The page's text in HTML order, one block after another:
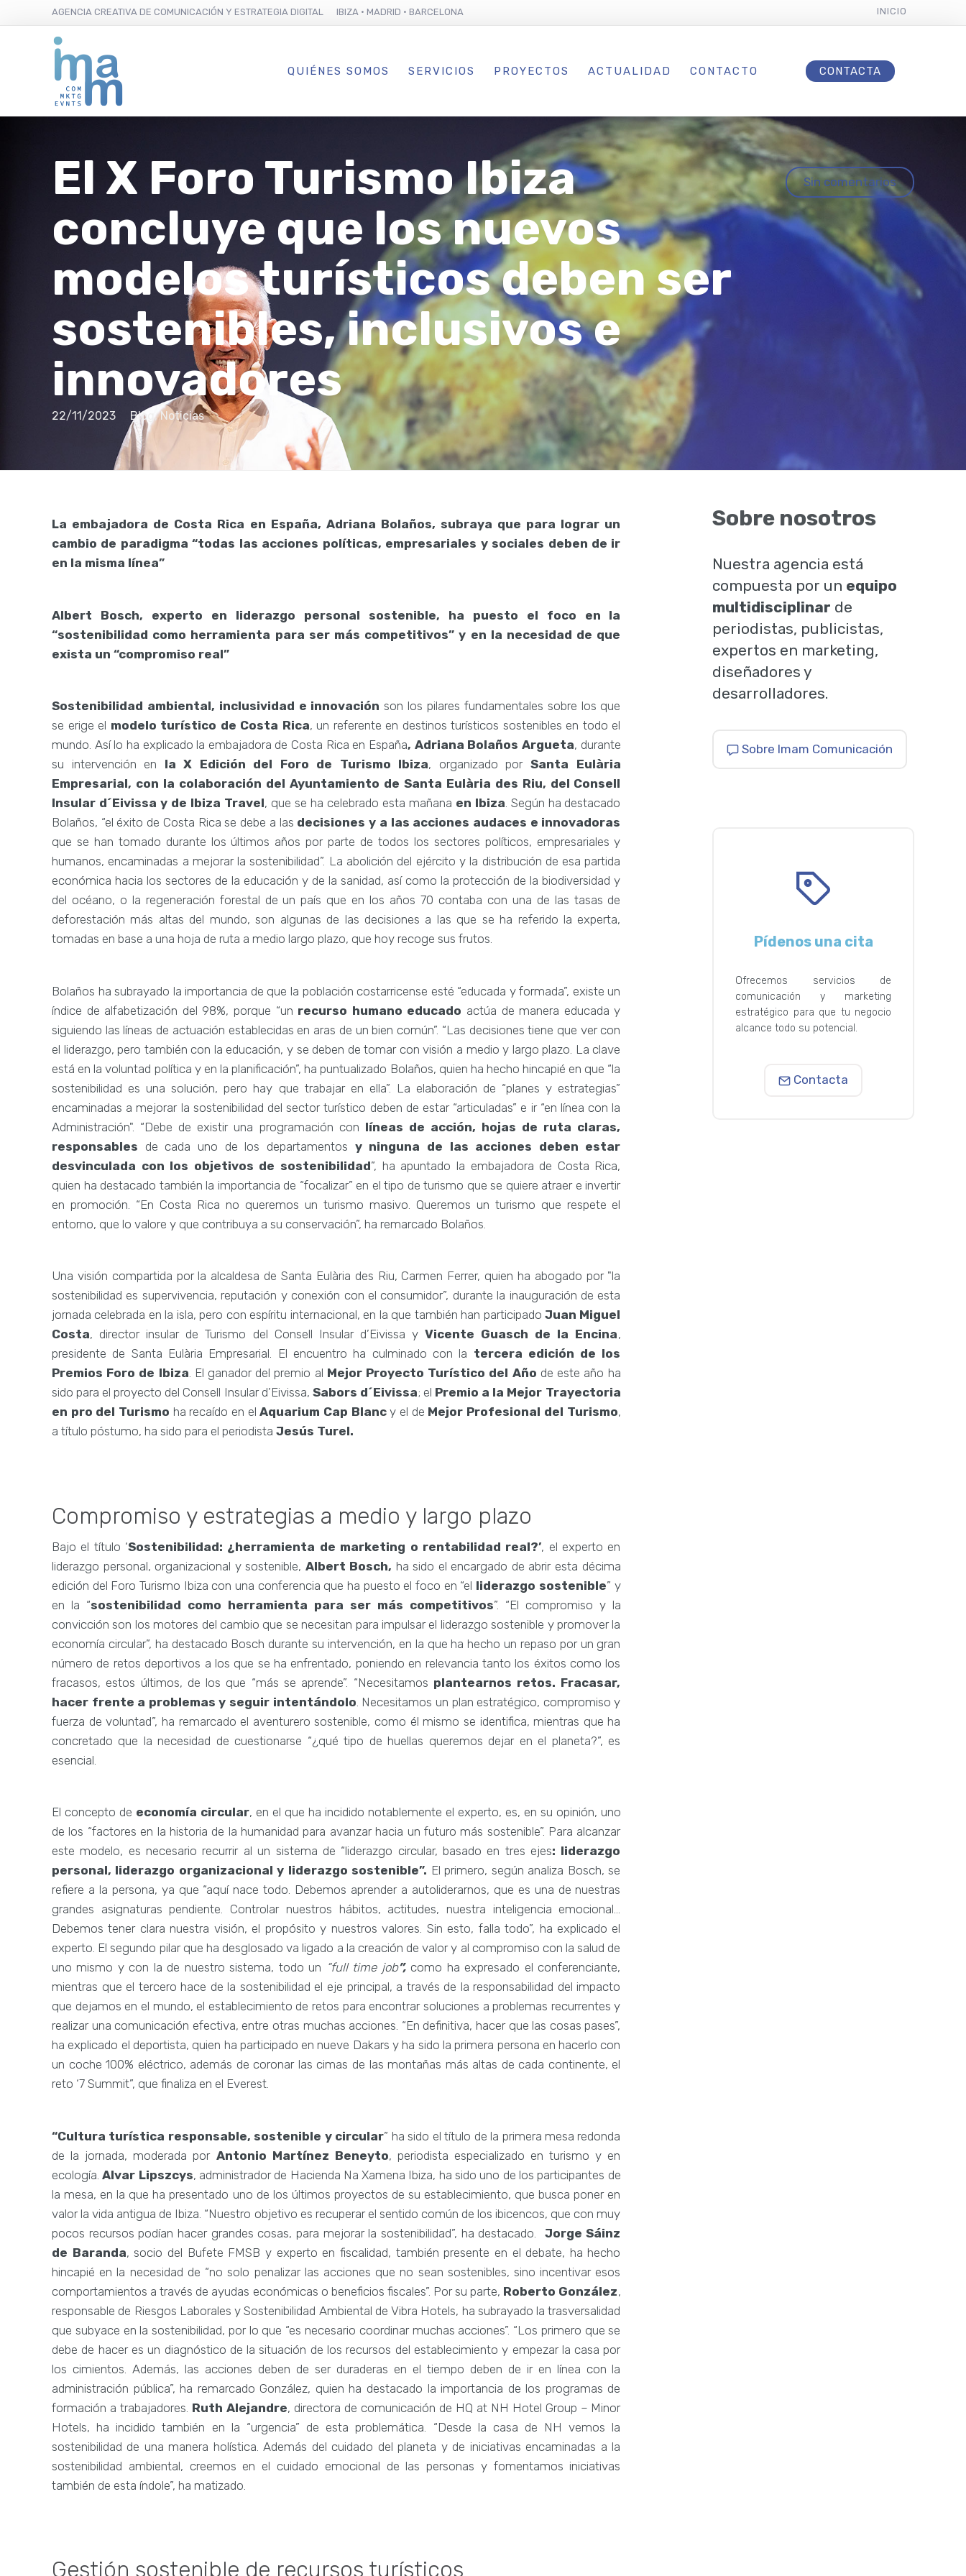
AGENCIA CREATIVA DE COMUNICACIÓN Y ESTRATEGIA DIGITAL IBIZA · MADRID · BARCELONA INICIO
QUIÉNES SOMOS SERVICIOS PROYECTOS ACTUALIDAD CONTACTO CONTACTA
El X Foro Turismo Ibiza
concluye que los nuevos
modelos turísticos deben ser
sostenibles, inclusivos e
innovadores
22/11/2023 Blog,Noticias
Sin comentarios
La embajadora de Costa Rica en España, Adriana Bolaños, subraya que para lograr un
cambio de paradigma “todas las acciones políticas, empresariales y sociales deben de ir
en la misma línea”
Albert Bosch, experto en liderazgo personal sostenible, ha puesto el foco en la
“sostenibilidad como herramienta para ser más competitivos” y en la necesidad de que
exista un “compromiso real”
Sostenibilidad ambiental, inclusividad e innovación son los pilares fundamentales sobre los que
se erige el modelo turístico de Costa Rica, un referente en destinos turísticos sostenibles en todo el
mundo. Así lo ha explicado la embajadora de Costa Rica en España, Adriana Bolaños Argueta, durante
su intervención en la X Edición del Foro de Turismo Ibiza, organizado por Santa Eulària
Empresarial, con la colaboración del Ayuntamiento de Santa Eulària des Riu, del Consell
Insular d´Eivissa y de Ibiza Travel, que se ha celebrado esta mañana en Ibiza. Según ha destacado
Bolaños, “el éxito de Costa Rica se debe a las decisiones y a las acciones audaces e innovadoras
que se han tomado durante los últimos años por parte de todos los sectores políticos, empresariales y
humanos, encaminadas a mejorar la sostenibilidad”. La abolición del ejército y la distribución de esa partida
económica hacia los sectores de la educación y de la sanidad, así como la protección de la biodiversidad y
del océano, o la regeneración forestal de un país que en los años 70 contaba con una de las tasas de
deforestación más altas del mundo, son algunas de las decisiones a las que se ha referido la experta,
tomadas en base a una hoja de ruta a medio largo plazo, que hoy recoge sus frutos.
Bolaños ha subrayado la importancia de que la población costarricense esté “educada y formada”, existe un
índice de alfabetización del 98%, porque “un recurso humano educado actúa de manera educada y
siguiendo las líneas de actuación establecidas en aras de un bien común”. “Las decisiones tiene que ver con
el liderazgo, pero también con la educación, y se deben de tomar con visión a medio y largo plazo. La clave
está en la voluntad política y en la planificación”, ha puntualizado Bolaños, quien ha hecho hincapié en que “la
sostenibilidad es una solución, pero hay que trabajar en ella”. La elaboración de “planes y estrategias”
encaminadas a mejorar la sostenibilidad del sector turístico deben de estar “articuladas” e ir “en línea con la
Administración". “Debe de existir una programación con líneas de acción, hojas de ruta claras,
responsables de cada uno de los departamentos y ninguna de las acciones deben estar
desvinculada con los objetivos de sostenibilidad”, ha apuntado la embajadora de Costa Rica,
quien ha destacado también la importancia de “focalizar” en el tipo de turismo que se quiere atraer e invertir
en promoción. “En Costa Rica no queremos un turismo masivo. Queremos un turismo que respete el
entorno, que lo valore y que contribuya a su conservación”, ha remarcado Bolaños.
Una visión compartida por la alcaldesa de Santa Eulària des Riu, Carmen Ferrer, quien ha abogado por "la
sostenibilidad es supervivencia, reputación y conexión con el consumidor”, durante la inauguración de esta
jornada celebrada en la isla, pero con espíritu internacional, en la que también han participadoJuan Miguel
Costa, director insular de Turismo del Consell Insular d’Eivissa yVicente Guasch de la Encina,
presidente de Santa Eulària Empresarial. El encuentro ha culminado con la tercera edición de los
Premios Foro de Ibiza. El ganador del premio al Mejor Proyecto Turístico del Año de este año ha
sido para el proyecto del Consell Insular d’Eivissa, Sabors d´Eivissa; el Premio a la Mejor Trayectoria
en pro del Turismo ha recaído en elAquarium Cap Blancy el de Mejor Profesional del Turismo,
a título póstumo, ha sido para el periodista Jesús Turel.
Compromiso y estrategias a medio y largo plazo
Bajo el título ‘Sostenibilidad: ¿herramienta de marketing o rentabilidad real?’, el experto en
liderazgo personal, organizacional y sostenible, Albert Bosch, ha sido el encargado de abrir esta décima
edición del Foro Turismo Ibiza con una conferencia que ha puesto el foco en “el liderazgo sostenible” y
en la “sostenibilidad como herramienta para ser más competitivos”. “El compromiso y la
convicción son los motores del cambio que se necesitan para impulsar el liderazgo sostenible y promover la
economía circular”, ha destacado Bosch durante su intervención, en la que ha hecho un repaso por un gran
número de retos deportivos a los que se ha enfrentado, poniendo en relevancia tanto los éxitos como los
fracasos, estos últimos, de los que “más se aprende”. “Necesitamos plantearnos retos. Fracasar,
hacer frente a problemas y seguir intentándolo . Necesitamos un plan estratégico, compromiso y
fuerza de voluntad”, ha remarcado el aventurero sostenible, como él mismo se identifica, mientras que ha
concretado que la necesidad de cuestionarse “¿qué tipo de huellas queremos dejar en el planeta?”, es
esencial.
El concepto de economía circular, en el que ha incidido notablemente el experto, es, en su opinión, uno
de los “factores en la historia de la humanidad para avanzar hacia un futuro más sostenible”. Para alcanzar
este modelo, es necesario recurrir al un sistema de “liderazgo circular, basado en tres ejes: liderazgo
personal, liderazgo organizacional y liderazgo sostenible”. El primero, según analiza Bosch, se
refiere a la persona, ya que “aquí nace todo. Debemos aprender a autoliderarnos, que es una de nuestras
grandes asignaturas pendiente. Controlar nuestros hábitos, actitudes, nuestra inteligencia emocional…
Debemos tener clara nuestra visión, el propósito y nuestros valores. Sin esto, falla todo”, ha explicado el
experto. El segundo pilar que ha desglosado va ligado a la creación de valor y al compromiso con la salud de
uno mismo y con la de nuestro sistema, todo un “full time job”, como ha expresado el conferenciante,
mientras que el tercero hace de la sostenibilidad el eje principal, a través de la responsabilidad del impacto
que dejamos en el mundo, el establecimiento de retos para encontrar soluciones a problemas recurrentes y
realizar una comunicación efectiva, entre otras muchas acciones. “En definitiva, hacer que las cosas pases”,
ha explicado el deportista, quien ha participado en nueve Dakars y ha sido la primera persona en hacerlo con
un coche 100% eléctrico, además de coronar las cimas de las montañas más altas de cada continente, el
reto ‘7 Summit”, que finaliza en el Everest.
“Cultura turística responsable, sostenible y circular” ha sido el título de la primera mesa redonda
de la jornada, moderada por Antonio Martínez Beneyto, periodista especializado en turismo y en
ecología.Alvar Lipszcys, administrador de Hacienda Na Xamena Ibiza, ha sido uno de los participantes de
la mesa, en la que ha presentado uno de los últimos proyectos de su establecimiento, que busca poner en
valor la vida antigua de Ibiza. “Nuestro objetivo es recuperar el sentido común de los ibicencos, que con muy
pocos recursos podían hacer grandes cosas, para mejorar la sostenibilidad”, ha destacado. Jorge Sáinz
de Baranda, socio del Bufete FMSB y experto en fiscalidad, también presente en el debate, ha hecho
hincapié en la necesidad de “no solo penalizar las acciones que no sean sostenibles, sino incentivar esos
comportamientos a través de ayudas económicas o beneficios fiscales”. Por su parte, Roberto González,
responsable de Riesgos Laborales y Sostenibilidad Ambiental de Vibra Hotels, ha subrayado la trasversalidad
que subyace en la sostenibilidad, por lo que “es necesario coordinar muchas acciones”. “Los primero que se
debe de hacer es un diagnóstico de la situación de los recursos del establecimiento y empezar la casa por
los cimientos. Además, las acciones deben de ser duraderas en el tiempo deben de ir en línea con la
administración pública”, ha remarcado González, quien ha destacado la importancia de los programas de
formación a trabajadores. Ruth Alejandre, directora de comunicación de HQ at NH Hotel Group – Minor
Hotels, ha incidido también en la “urgencia” de esta problemática. “Desde la casa de NH vemos la
sostenibilidad de una manera holística. Además del cuidado del planeta y de iniciativas encaminadas a la
sostenibilidad ambiental, creemos en el cuidado emocional de las personas y fomentamos iniciativas
también de esta índole”, ha matizado.
Gestión sostenible de recursos turísticos
Sobre nosotros
Nuestra agencia está
compuesta por un equipo
multidisciplinar de
periodistas, publicistas,
expertos en marketing,
diseñadores y
desarrolladores.
Sobre Imam Comunicación
Pídenos una cita
Ofrecemos servicios de
comunicación y marketing
estratégico para que tu negocio
alcance todo su potencial.
Contacta